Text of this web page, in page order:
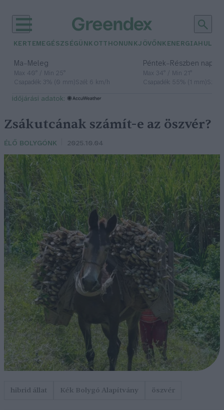
KERTEM EGÉSZSÉGÜNK OTTHONUNKJÖVŐNK ENERGIA
Ma– Meleg
Max 40° / Min 25°
Csapadék: 3% (0 mm)Szél: 6 km/h
Péntek– Részben
Max 34° / Min 21°
Csapadék: 55% (1 mm)Szél:
időjárási adatok:
Zsákutcának számít-e az öszvér?
ÉLŐ BOLYGÓNK 2025.10.04
hibrid állat Kék Bolygó Alapítvány öszvér